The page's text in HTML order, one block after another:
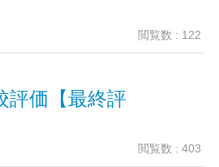
閲覧数 : 122
評価【最終評
閲覧数 : 403